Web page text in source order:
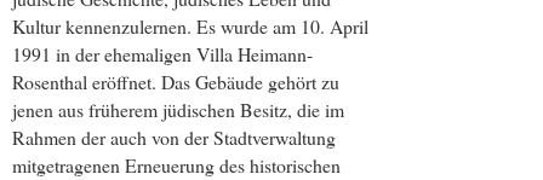
Kultur kennenzulernen. Es wurde am 10. April
1991 in der ehemaligen Villa Heimann-
Rosenthal eröffnet. Das Gebäude gehört zu
jenen aus früherem jüdischen Besitz, die im
Rahmen der auch von der Stadtverwaltung
mitgetragenen Erneuerung des historischen